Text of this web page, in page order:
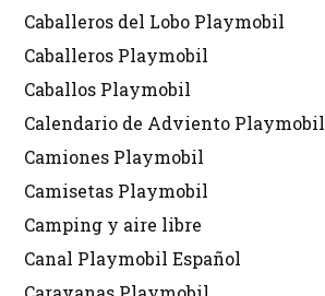
Caballeros del Lobo Playmobil
Caballeros Playmobil
Caballos Playmobil
Calendario de Adviento Playmobil
Camiones Playmobil
Camisetas Playmobil
Camping y aire libre
Canal Playmobil Español